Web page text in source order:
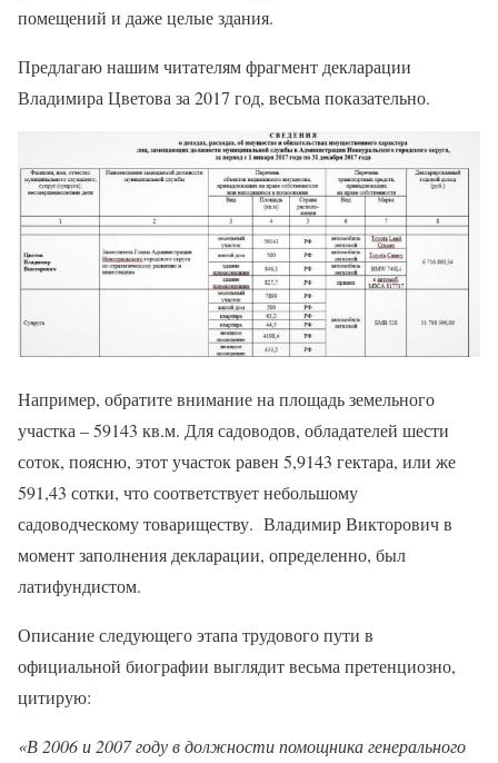
помещений и даже целые здания.
Предлагаю нашим читателям фрагмент декларации
Владимира Цветова за 2017 год, весьма показательно.
Например, обратите внимание на площадь земельного
участка – 59143 кв.м. Для садоводов, обладателей шести
соток, поясню, этот участок равен 5,9143 гектара, или же
591,43 сотки, что соответствует небольшому
садоводческому товариществу. Владимир Викторович в
момент заполнения декларации, определенно, был
латифундистом.
Описание следующего этапа трудового пути в
официальной биографии выглядит весьма претенциозно,
цитирую:
«В 2006 и 2007 году в должности помощника генерального